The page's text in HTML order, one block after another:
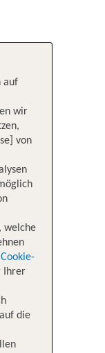
auf
wir
von
welche
Cookie-
Ihrer
die